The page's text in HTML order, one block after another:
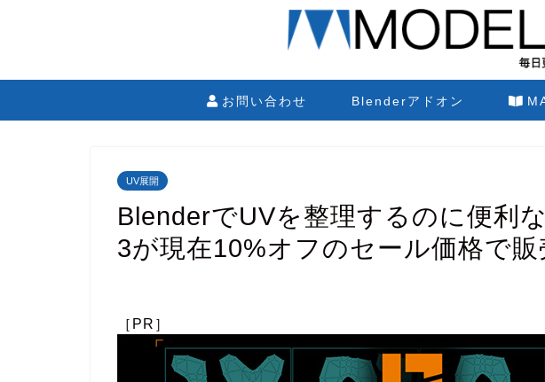
お問い合わせ Blenderアドオン
UV展開
BlenderでUVを整理するのに便利
3が現在10%オフのセール価格で販
［PR］